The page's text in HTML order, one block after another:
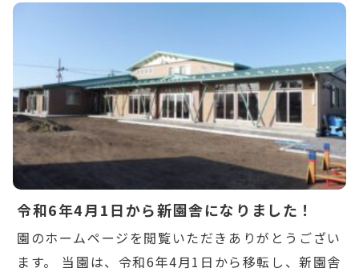
/home/ikuyoukai/ikuyoukai.jp/public_html/
content/themes/aoba/lib/include/news-
box.phpon line7
令和6年4月1日から新園舎になりました！
園のホームページを閲覧いただきありがとうござい
ます。 当園は、令和6年4月1日から移転し、新園舎